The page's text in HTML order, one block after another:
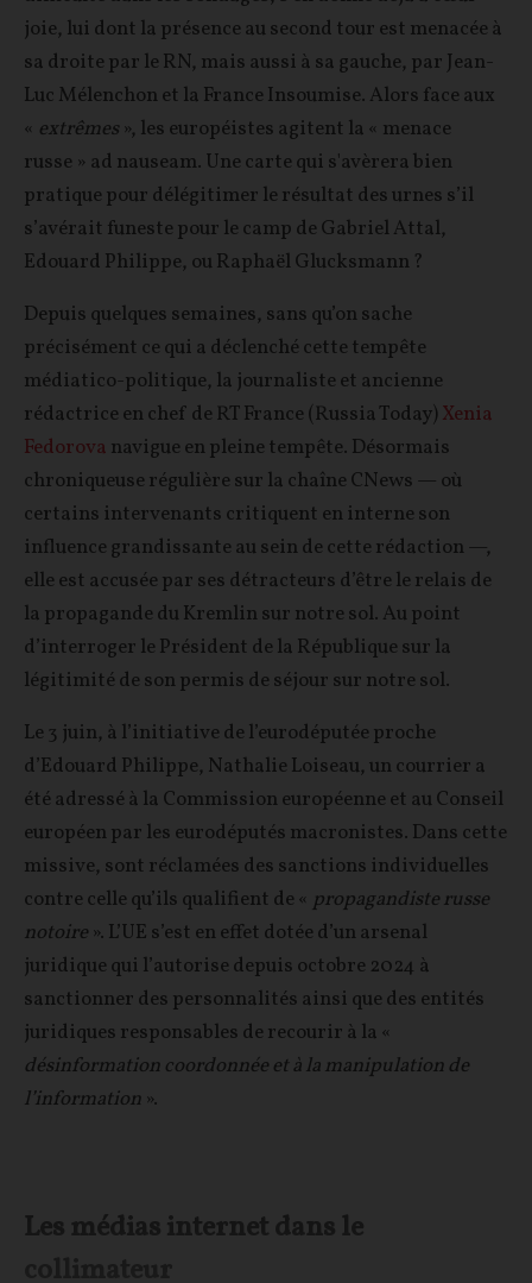
joie, lui dont la présence au second tour est menacée à
sa droite par le RN, mais aussi à sa gauche, par Jean-
Luc Mélenchon et la France Insoumise. Alors face aux
« extrêmes », les européistes agitent la « menace
russe » ad nauseam. Une carte qui s'avèrera bien
pratique pour délégitimer le résultat des urnes s’il
s’avérait funeste pour le camp de Gabriel Attal,
Edouard Philippe, ou Raphaël Glucksmann ?
Depuis quelques semaines, sans qu’on sache
précisément ce qui a déclenché cette tempête
médiatico-politique, la journaliste et ancienne
rédactrice en chef de RT France (Russia Today) Xenia
Fedorova navigue en pleine tempête. Désormais
chroniqueuse régulière sur la chaîne CNews — où
certains intervenants critiquent en interne son
influence grandissante au sein de cette rédaction —,
elle est accusée par ses détracteurs d’être le relais de
la propagande du Kremlin sur notre sol. Au point
d’interroger le Président de la République sur la
légitimité de son permis de séjour sur notre sol.
Le 3 juin, à l’initiative de l’eurodéputée proche
d’Edouard Philippe, Nathalie Loiseau, un courrier a
été adressé à la Commission européenne et au Conseil
européen par les eurodéputés macronistes. Dans cette
missive, sont réclamées des sanctions individuelles
contre celle qu’ils qualifient de « propagandiste russe
notoire ». L’UE s’est en effet dotée d’un arsenal
juridique qui l’autorise depuis octobre 2024 à
sanctionner des personnalités ainsi que des entités
juridiques responsables de recourir à la «
désinformation coordonnée et à la manipulation de
l’information ».
Les médias internet dans le